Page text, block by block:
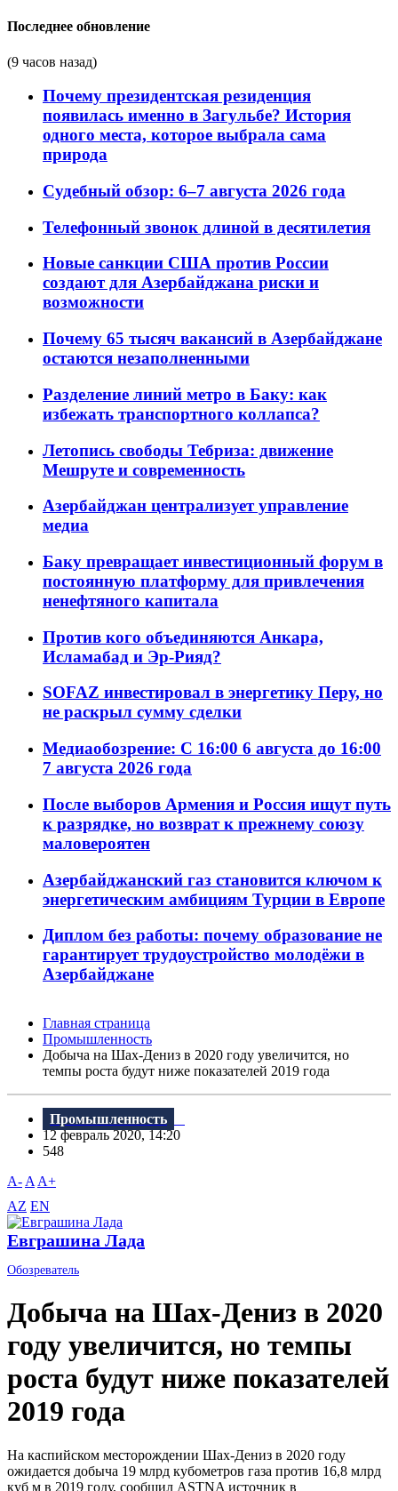
Последнее обновление
(9 часов назад)
Почему президентская резиденция
появилась именно в Загульбе? История
одного места, которое выбрала сама
природа
Судебный обзор: 6–7 августа 2026 года
Телефонный звонок длиной в десятилетия
Новые санкции США против России
создают для Азербайджана риски и
возможности
Почему 65 тысяч вакансий в Азербайджане
остаются незаполненными
Разделение линий метро в Баку: как
избежать транспортного коллапса?
Летопись свободы Тебриза: движение
Мешруте и современность
Азербайджан централизует управление
медиа
Баку превращает инвестиционный форум в
постоянную платформу для привлечения
ненефтяного капитала
Против кого объединяются Анкара,
Исламабад и Эр-Рияд?
SOFAZ инвестировал в энергетику Перу, но
не раскрыл сумму сделки
Медиаобозрение: С 16:00 6 августа до 16:00
7 августа 2026 года
После выборов Армения и Россия ищут путь
к разрядке, но возврат к прежнему союзу
маловероятен
Азербайджанский газ становится ключом к
энергетическим амбициям Турции в Европе
Диплом без работы: почему образование не
гарантирует трудоустройство молодёжи в
Азербайджане
Главная страница
Промышленность
Добыча на Шах-Дениз в 2020 году увеличится, но
темпы роста будут ниже показателей 2019 года
Промышленность
12 февраль 2020, 14:20
548
A- A A+
AZ EN
Евграшина Лада
Обозреватель
Добыча на Шах-Дениз в 2020
году увеличится, но темпы
роста будут ниже показателей
2019 года
На каспийском месторождении Шах-Дениз в 2020 году
ожидается добыча 19 млрд кубометров газа против 16,8 млрд
куб м в 2019 году, сообщил ASTNA источник в